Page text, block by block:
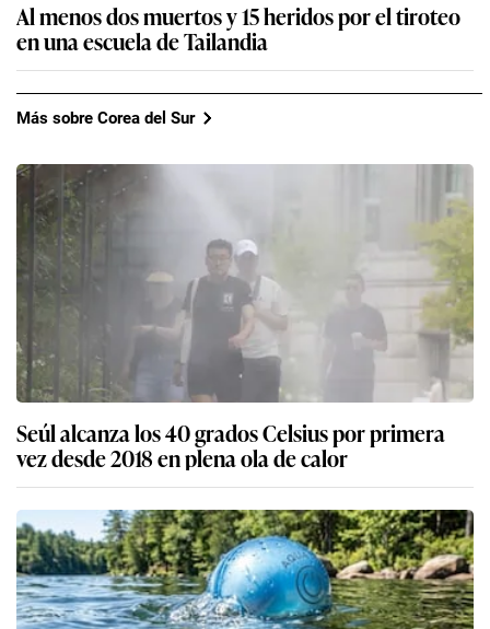
Al menos dos muertos y 15 heridos por el tiroteo
en una escuela de Tailandia
Más sobre Corea del Sur
Seúl alcanza los 40 grados Celsius por primera
vez desde 2018 en plena ola de calor